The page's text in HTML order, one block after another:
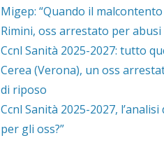
Migep: “Quando il
Rimini, oss arrestato per
Ccnl Sanità 2025-2027: tutto
Cerea (Verona), un oss
di riposo
Ccnl Sanità 2025-2027,
per gli oss?”